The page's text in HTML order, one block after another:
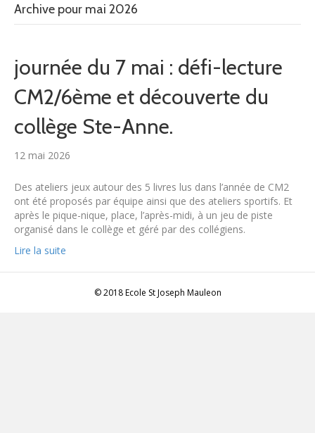
Archive pour mai 2026
journée du 7 mai : défi-lecture
CM2/6ème et découverte du
collège Ste-Anne.
12 mai 2026
Des ateliers jeux autour des 5 livres lus dans l’année de CM2
ont été proposés par équipe ainsi que des ateliers sportifs. Et
après le pique-nique, place, l’après-midi, à un jeu de piste
organisé dans le collège et géré par des collégiens.
Lire la suite
© 2018 Ecole St Joseph Mauleon